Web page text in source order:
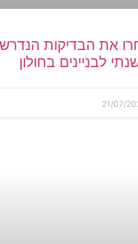
את הבדיקות
לבניינים בחולון
21/07/